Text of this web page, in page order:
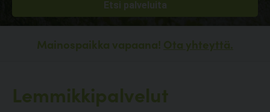
Mainospaikka vapaana! Ota yhteyttä.
Lemmikkipalvelut